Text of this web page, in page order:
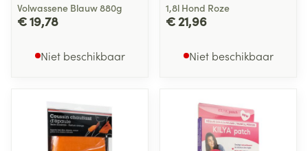
Volwassene Blauw 880g
€ 19,78
Niet beschikbaar
1,8l Hond Roze
€ 21,96
Niet beschikbaar